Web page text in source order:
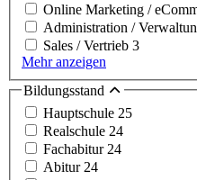
Online Marketing /
Administration /
Sales / Vertrieb 3
Mehr anzeigen
Bildungsstand
Hauptschule 25
Realschule 24
Fachabitur24
Abitur24